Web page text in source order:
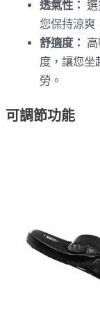
透氣性：
您保持涼爽
舒適度：
度，讓您坐
勞。
可調節功能